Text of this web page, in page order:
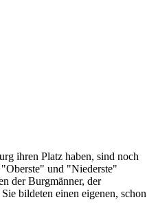
ihren Platz haben, sind noch
und "Niederste"
der Burgmänner, der
bildeten einen eigenen, schon